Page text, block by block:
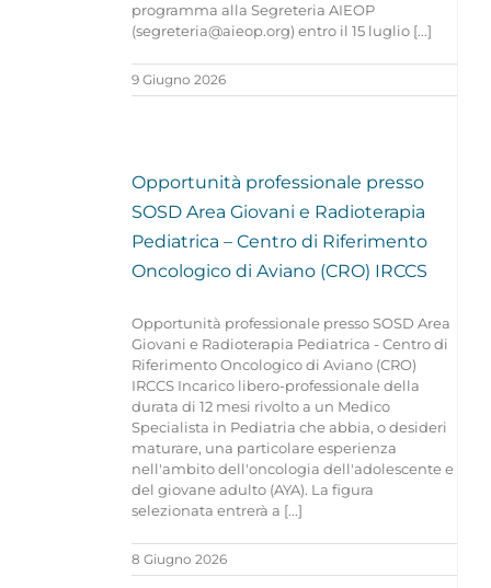
programma alla Segreteria AIEOP
(segreteria@aieop.org​) entro il 15 luglio [...]
9 Giugno 2026
Opportunità professionale presso
SOSD Area Giovani e Radioterapia
Pediatrica – Centro di Riferimento
Oncologico di Aviano (CRO) IRCCS
Opportunità professionale presso SOSD Area
Giovani e Radioterapia Pediatrica - Centro di
Riferimento Oncologico di Aviano (CRO)
IRCCS Incarico libero-professionale della
durata di 12 mesi rivolto a un Medico
Specialista in Pediatria che abbia, o desideri
maturare, una particolare esperienza
nell'ambito dell'oncologia dell'adolescente e
del giovane adulto (AYA). La figura
selezionata entrerà a [...]
8 Giugno 2026